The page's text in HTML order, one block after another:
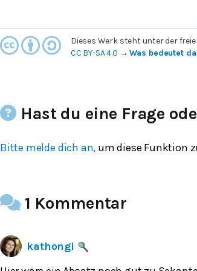
Dieses Werk steht unter der
CC BY-SA 4.0 →Was bedeutet
Hast du eine Frage
Bitte melde dich an, um diese Funktion
1 Kommentar
kathongi